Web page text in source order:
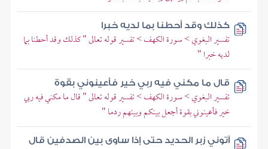
كذلك وقد أحطنا بما لديه خبرا
تفسير البغوي > سورة الكهف > تفسير قوله تعالى " كذلك وقد أحطنا بما
لديه خبرا "
قال ما مكني فيه ربي خير فأعينوني بقوة
تفسير البغوي > سورة الكهف > تفسير قوله تعالى " قال ما مكني فيه ربي
خير فأعينوني بقوة أجعل بينكم وبينهم ردما "
آتوني زبر الحديد حتى إذا ساوى بين الصدفين قال